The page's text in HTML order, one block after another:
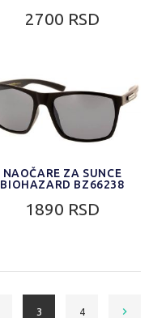
2700 RSD
NAOČARE ZA SUNCE
BIOHAZARD BZ66238
1890 RSD
3 4